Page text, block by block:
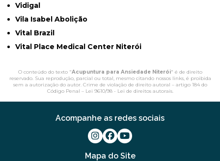
Vidigal
Vila Isabel Abolição
Vital Brazil
Vital Place Medical Center Niterói
O conteúdo do texto "Acupuntura para Ansiedade Niterói" é de direito
reservado. Sua reprodução, parcial ou total, mesmo citando nossos links, é proibida
sem a autorização do autor. Crime de violação de direito autoral – artigo 184 do
Código Penal – Lei 9610/98 - Lei de direitos autorais.
Mapa do Site
Acompanhe as redes sociais